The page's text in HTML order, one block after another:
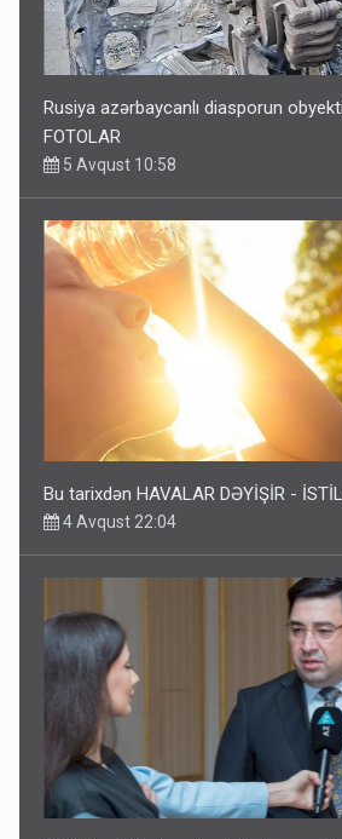
Rusiya azərbaycanlı diasporun
FOTOLAR
5 Avqust 10:58
Bu tarixdən HAVALAR DƏYİŞİR -
4 Avqust 22:04